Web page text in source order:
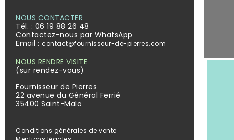
NOUS CONTACTER
Tél. : 06 19 88 26 48
Contactez-nous par WhatsApp
Email : contact@fournisseur-de-pierres.com
NOUS RENDRE VISITE
(sur rendez-vous)
Fournisseur de Pierres
22 avenue du Général Ferrié
35400 Saint-Malo
Conditions générales de vente